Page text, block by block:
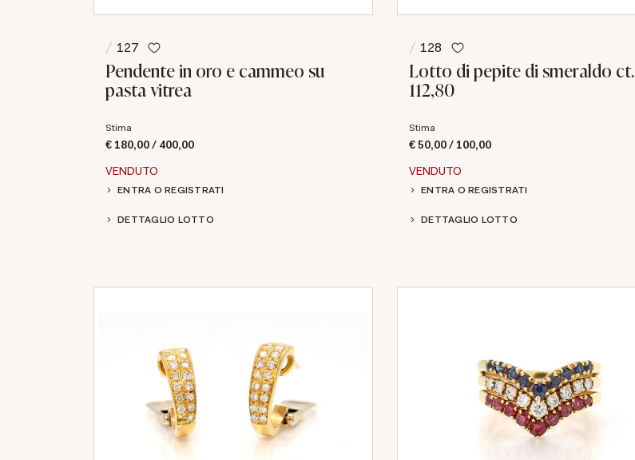
127
Pendente in oro e cammeo su
pasta vitrea
Stima
€ 180,00 / 400,00
VENDUTO
ENTRA O REGISTRATI
DETTAGLIO LOTTO
128
Lotto di pepite di smeraldo ct.
112,80
Stima
€ 50,00 / 100,00
VENDUTO
ENTRA O REGISTRATI
DETTAGLIO LOTTO